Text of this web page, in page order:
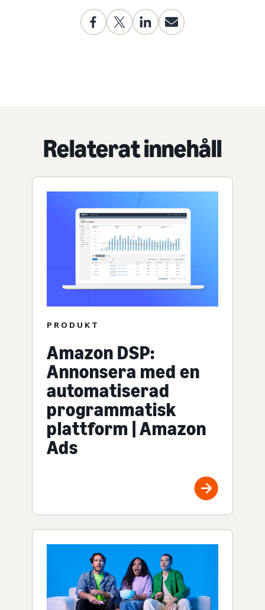
Relaterat innehåll
PRODUKT
Amazon DSP:
Annonsera med en
automatiserad
programmatisk
plattform | Amazon
Ads